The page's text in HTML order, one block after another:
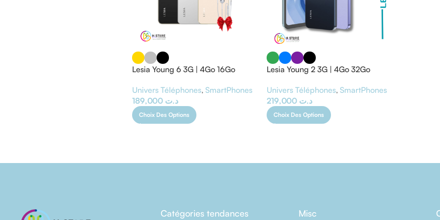
Lesia Young 6 3G | 4Go 16Go
Univers Téléphones, SmartPhones
د.ت 189,000
Choix Des Options
Lesia Young 2 3G | 4Go 32Go
Univers Téléphones, SmartPhones
د.ت 219,000
Choix Des Options
Catégories tendances Misc